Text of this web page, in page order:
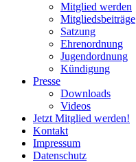
Mitglied werden
Mitgliedsbeiträge
Satzung
Ehrenordnung
Jugendordnung
Kündigung
Presse
Downloads
Videos
Jetzt Mitglied werden!
Kontakt
Impressum
Datenschutz